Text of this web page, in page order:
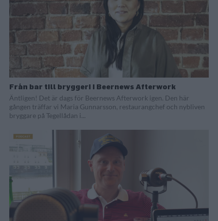
Från bar till bryggeri i Beernews Afterwork
Äntligen! Det är dags för Beernews Afterwork igen. Den här
gången träffar vi Maria Gunnarsson, restaurangchef och nybliven
bryggare på Tegellådan i...